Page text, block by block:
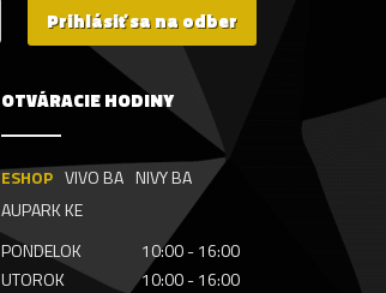
Prihlásiť sa na odber
OTVÁRACIE HODINY
ESHOP VIVO BA NIVY BA
AUPARK KE
PONDELOK
10:00 - 16:00
UTOROK
10:00 - 16:00